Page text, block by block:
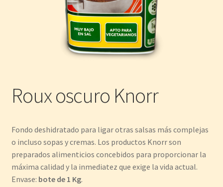
Roux oscuro Knorr
Fondo deshidratado para ligar otras salsas más complejas
o incluso sopas y cremas. Los productos Knorr son
preparados alimenticios concebidos para proporcionar la
máxima calidad y la inmediatez que exige la vida actual.
Envase: bote de 1 Kg.